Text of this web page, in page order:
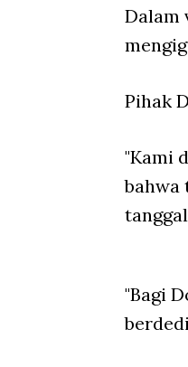
Dalam
Pihak
"Kami
bahwa
"Bagi